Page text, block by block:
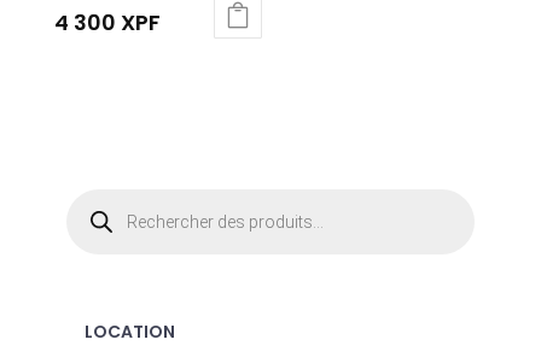
4 300 XPF
produits
LOCATION